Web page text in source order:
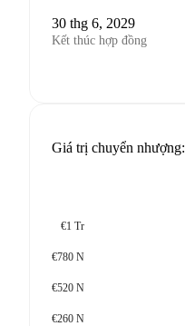
30 thg 6, 2029
Kết thúc hợp đồng
Giá trị chuyển nhượng:
€1 Tr
€780 N
€520 N
€260 N